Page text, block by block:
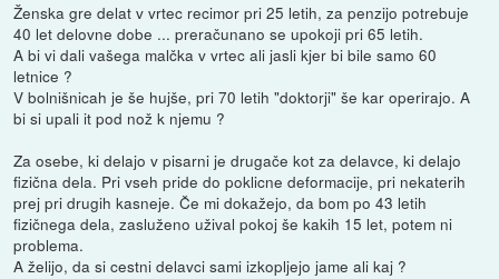
Ženska gre delat v vrtec recimor pri 25 letih, za penzijo potrebuje
40 let delovne dobe ... preračunano se upokoji pri 65 letih.
A bi vi dali vašega malčka v vrtec ali jasli kjer bi bile samo 60
letnice ?
V bolnišnicah je še hujše, pri 70 letih "doktorji" še kar operirajo. A
bi si upali it pod nož k njemu ?
Za osebe, ki delajo v pisarni je drugače kot za delavce, ki delajo
fizična dela. Pri vseh pride do poklicne deformacije, pri nekaterih
prej pri drugih kasneje. Če mi dokažejo, da bom po 43 letih
fizičnega dela, zasluženo užival pokoj še kakih 15 let, potem ni
problema.
A želijo, da si cestni delavci sami izkopljejo jame ali kaj ?